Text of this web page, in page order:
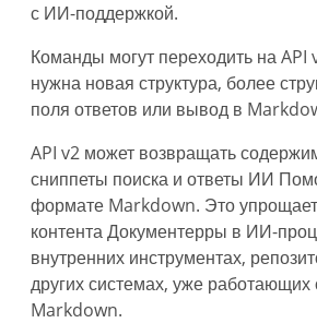
с ИИ-поддержкой.
Команды могут переходить на API
нужна новая структура, более
поля ответов или вывод в
API v2 может возвращать
сниппеты поиска и ответы ИИ
формате Markdown. Это
контента Документерры в ИИ-
внутренних инструментах,
других системах, уже
Markdown.